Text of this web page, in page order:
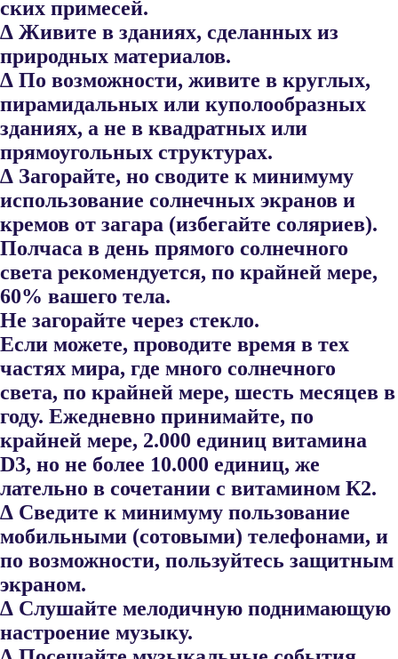
ских примесей.
∆ Живите в зданиях, сделанных из
природных материалов.
∆ По возможности, живите в круглых,
пирамидальных или куполооб​разных
зданиях, а не в квадратных или
прямоугольных структурах.
∆ Загорайте, но сводите к минимуму
использование солнечных эк​ранов и
кремов от загара (избегайте соляриев).
Полчаса в день пря​мого солнечного
света рекомендуется, по крайней мере,
60% вашего тела.
Не загорайте через стекло.
Если можете, проводите время в тех
частях мира, где много солнечного
света, по крайней мере, шесть месяцев в
году. Ежедневно принимайте, по
крайней мере, 2.000 единиц витамина
D3, но не более 10.000 единиц, же​
лательно в сочетании с витамином К2.
∆ Сведите к минимуму пользование
мобильными (сотовыми) теле​фонами, и
по возможности, пользуйтесь защитным
экраном.
∆ Слушайте мелодичную поднимающую
настроение музыку.